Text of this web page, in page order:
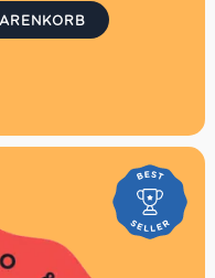
versendet. Es
von 3,30€ an.